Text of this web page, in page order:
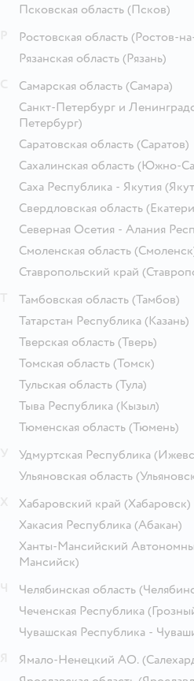
Псковская область (Псков)
Ростовская область (Ростов-
Рязанская область (Рязань)
Самарская область (Самара)
Санкт-Петербург и
Петербург)
Саратовская область (Саратов)
Сахалинская область (Южно-
Саха Республика - Якутия
Свердловская область
Северная Осетия - Алания
Смоленская область
Ставропольский край
Тамбовская область (Тамбов)
Татарстан Республика (Казань)
Тверская область (Тверь)
Томская область (Томск)
Тульская область (Тула)
Тыва Республика (Кызыл)
Тюменская область (Тюмень)
Удмуртская Республика
Ульяновская область
Хабаровский край (Хабаровск)
Хакасия Республика (Абакан)
Ханты-Мансийский
Мансийск)
Челябинская область
Чеченская Республика
Чувашская Республика -
Ямало-Ненецкий АО.